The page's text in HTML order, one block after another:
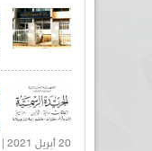
20 أبريل 2021 |